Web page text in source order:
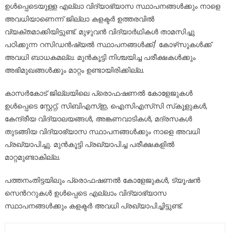
ഉള്‍പ്പെടെയുള്ള എല്ലാ വിദ്യാഭ്യാസ സ്ഥാപനങ്ങള്‍ക്കും നാളെ
അവധിയാണെന്ന് ജില്ലാ കളക്ടര്‍ ഉത്തരവിൽ
വ്യക്തമാക്കിയിട്ടുണ്ട്. മുഴുവന്‍ വിദ്യാര്‍ഥികള്‍ താമസിച്ചു
പഠിക്കുന്ന റസിഡന്‍ഷ്യല്‍ സ്ഥാപനങ്ങള്‍ക്ക്/ കോഴ്‌സുകള്‍ക്ക്
അവധി ബാധകമല്ല. മുന്‍കൂട്ടി നിശ്ചയിച്ച പരീക്ഷകള്‍ക്കും
അഭിമുഖങ്ങള്‍ക്കും മാറ്റം ഉണ്ടായിരിക്കില്ല.
കാസർകോട് ജില്ലയിലെ പ്രൊഫഷണൽ കോളേജുകൾ
ഉൾപ്പെടെ സ്റ്റേറ്റ്, സിബിഎസ്ഇ, ഐസിഎസ്‌സി സ്‌കൂളുകൾ,
കേന്ദ്രീയ വിദ്യാലയങ്ങൾ, അങ്കണവാടികൾ, മദ്രസകൾ
തുടങ്ങിയ വിദ്യാഭ്യാസ സ്ഥാപനങ്ങൾക്കും നാളെ അവധി
പ്രഖ്യാപിച്ചു. മുൻകൂട്ടി പ്രഖ്യാപിച്ച പരീക്ഷകളിൽ
മാറ്റമുണ്ടാകില്ല.
പത്തനംതിട്ടയിലും പ്രൊഫഷണൽ കോളേജുകൾ, ട്യൂഷന്‍
സെന്‍ററുകള്‍ ഉള്‍പ്പെടെ എല്ലാം വിദ്യാഭ്യാസ
സ്ഥാപനങ്ങള്‍ക്കും കളക്ടര്‍ അവധി പ്രഖ്യാപിച്ചിട്ടുണ്ട്.